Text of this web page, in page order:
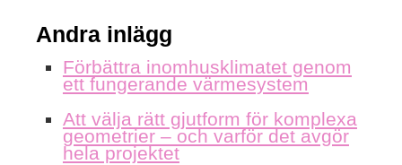
Andra inlägg
Förbättra inomhusklimatet genom
ett fungerande värmesystem
Att välja rätt gjutform för komplexa
geometrier – och varför det avgör
hela projektet